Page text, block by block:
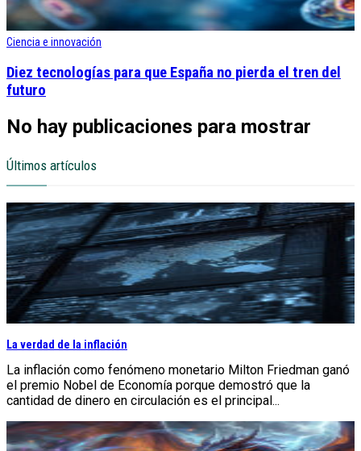
Ciencia e innovación
Diez tecnologías para que España no pierda el tren del
futuro
No hay publicaciones para mostrar
Últimos artículos
La verdad de la inflación
La inflación como fenómeno monetario Milton Friedman ganó
el premio Nobel de Economía porque demostró que la
cantidad de dinero en circulación es el principal...